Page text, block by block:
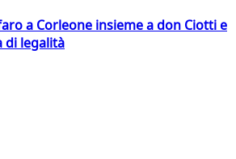
a Corleone insieme a don Ciotti e
di legalità